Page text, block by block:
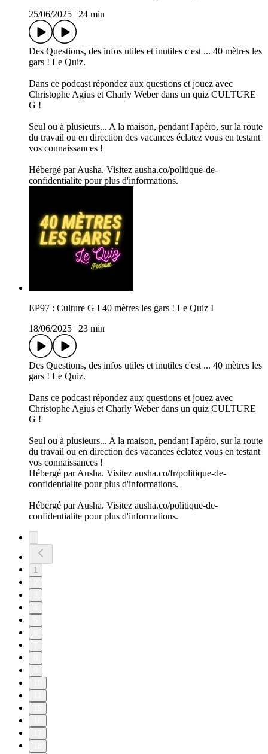
25/06/2025
24 min
Des Questions, des infos utiles et inutiles c'est ... 40 mètres les
gars ! Le Quiz.
Dans ce podcast répondez aux questions et jouez avec
Christophe Agius et Charly Weber dans un quiz CULTURE
G !
Seul ou à plusieurs... A la maison, pendant l'apéro, sur la route
du travail ou en direction des vacances éclatez vous en testant
vos connaissances !
Hébergé par Ausha. Visitez ausha.co/politique-de-
confidentialite pour plus d'informations.
EP97 : Culture G I 40 mètres les gars ! Le Quiz I
18/06/2025
23 min
Des Questions, des infos utiles et inutiles c'est ... 40 mètres les
gars ! Le Quiz.
Dans ce podcast répondez aux questions et jouez avec
Christophe Agius et Charly Weber dans un quiz CULTURE
G !
Seul ou à plusieurs... A la maison, pendant l'apéro, sur la route
du travail ou en direction des vacances éclatez vous en testant
vos connaissances !
Hébergé par Ausha. Visitez ausha.co/fr/politique-de-
confidentialite pour plus d'informations.
Hébergé par Ausha. Visitez ausha.co/politique-de-
confidentialite pour plus d'informations.
1